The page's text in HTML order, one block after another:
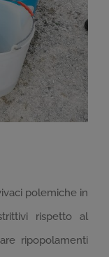
polemiche in
rispetto al
ripopolamenti